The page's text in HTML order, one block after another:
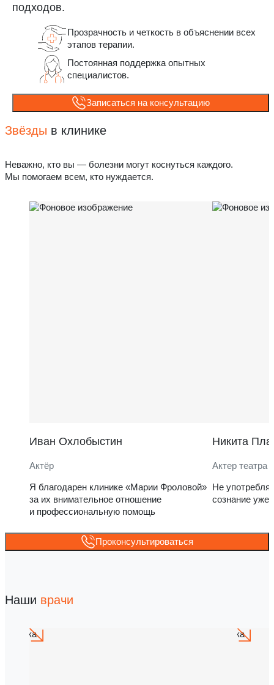
подходов.
Прозрачность и четкость в объяснении всех
этапов терапии.
Постоянная поддержка опытных
специалистов.
Записаться на консультацию
Звёзды в клинике
Неважно, кто вы — болезни могут коснуться каждого.
Мы помогаем всем, кто нуждается.
Иван Охлобыстин
Актёр
Я благодарен клинике «Марии Фроловой»
за их внимательное отношение
и профессиональную помощь
Никита
Актер театра
Не
сознание уже
Проконсультироваться
Наши врачи